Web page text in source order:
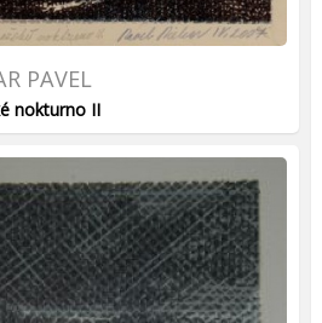
PAVEL
nokturno II